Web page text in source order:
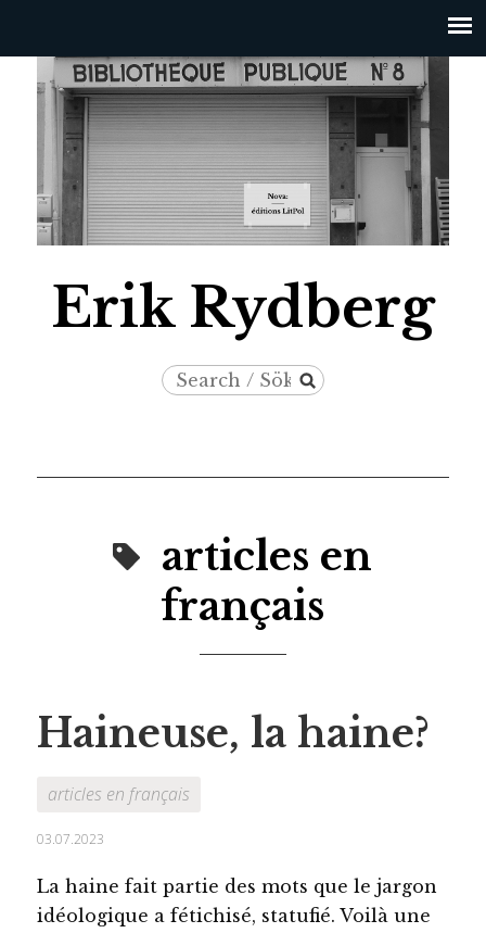
Erik Rydberg
SearchSearch
articles en
français
Haineuse, la haine?
articles en français
03.07.2023
La haine fait partie des mots que le jargon
idéologique a fétichisé, statufié. Voilà une